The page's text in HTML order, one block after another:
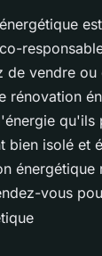
de vendre
rénovation
qu'ils
bien isolé et
énergétique
vous